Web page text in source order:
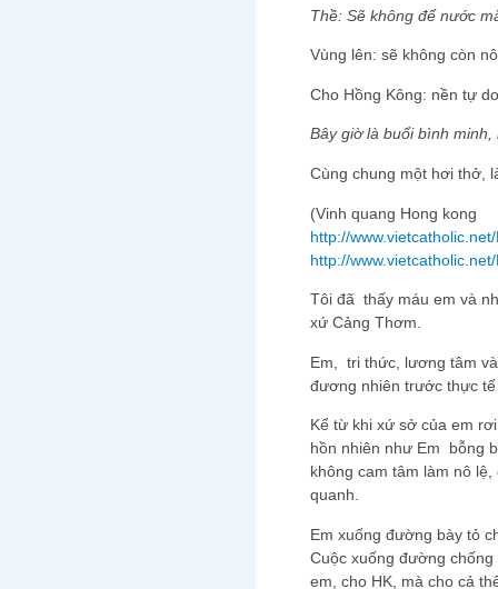
Thề: Sẽ không để nước
Vùng lên: sẽ không còn
Cho Hồng Kông: nền tự
Bây giờ là buổi bình
Cùng chung một hơi thở,
(Vinh quang Hong kong
http://
http://
Tôi đã thấy máu em và
xứ Cảng Thơm.
Em, tri thức, lương tâm
đương nhiên trước thực
Kể từ khi xứ sở của em
hồn nhiên như Em bỗng
không cam tâm làm nô
quanh.
Em xuống đường bày tỏ
Cuộc xuống đường
em, cho HK, mà cho cả